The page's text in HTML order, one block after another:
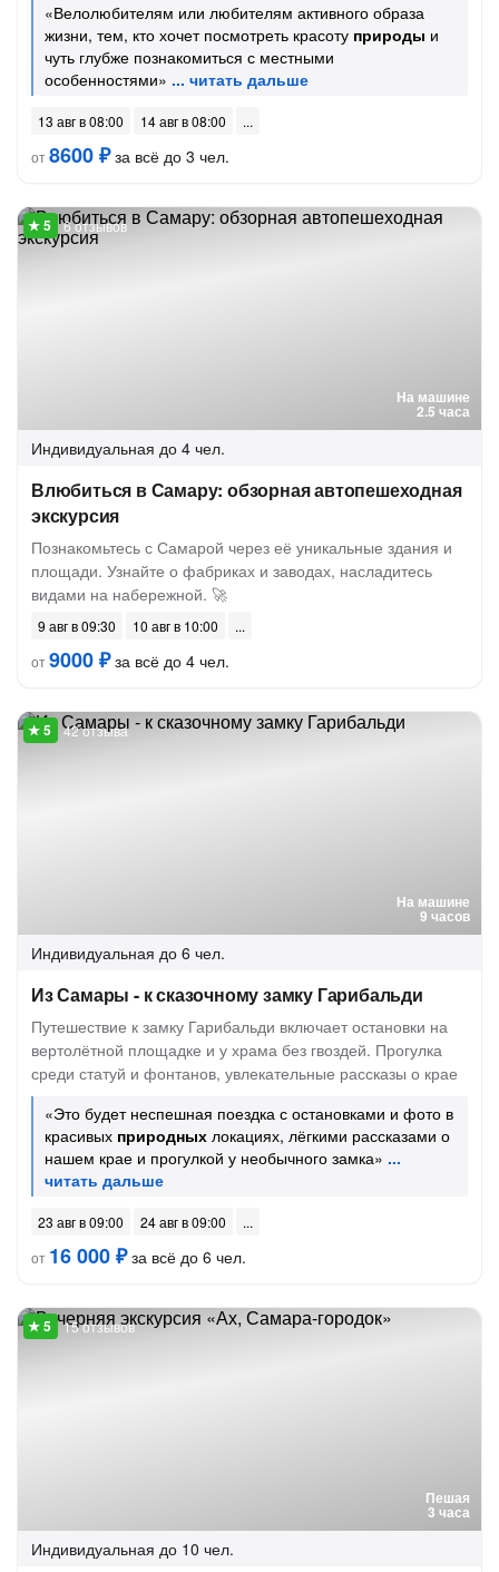
«Велолюбителям или любителям активного образа
жизни, тем, кто хочет посмотреть красоту природы и
чуть глубже познакомиться с местными
особенностями»
13 авг в 08:00
14 авг в 08:00
от8600 ₽за всё до 3 чел.
На машине
2.5 часа
6 отзывов
Индивидуальная до 4 чел.
Влюбиться в Самару: обзорная автопешеходная
экскурсия
Познакомьтесь с Самарой через её уникальные здания и
площади. Узнайте о фабриках и заводах, насладитесь
видами на набережной. 🚀
9 авг в 09:30
10 авг в 10:00
от9000 ₽за всё до 4 чел.
На машине
9 часов
42 отзыва
Индивидуальная до 6 чел.
Из Самары - к сказочному замку Гарибальди
Путешествие к замку Гарибальди включает остановки на
вертолётной площадке и у храма без гвоздей. Прогулка
среди статуй и фонтанов, увлекательные рассказы о крае
«Это будет неспешная поездка с остановками и фото в
красивых природных локациях, лёгкими рассказами о
нашем крае и прогулкой у необычного замка»
23 авг в 09:00
24 авг в 09:00
от 16 000 ₽за всё до 6 чел.
Пешая
3 часа
15 отзывов
Индивидуальная до 10 чел.